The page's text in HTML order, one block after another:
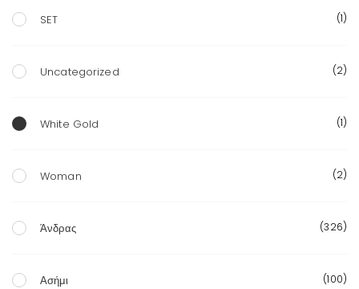
SET (1)
Uncategorized (2)
White Gold (1)
Woman (2)
Άνδρας (326)
Ασήμι (100)